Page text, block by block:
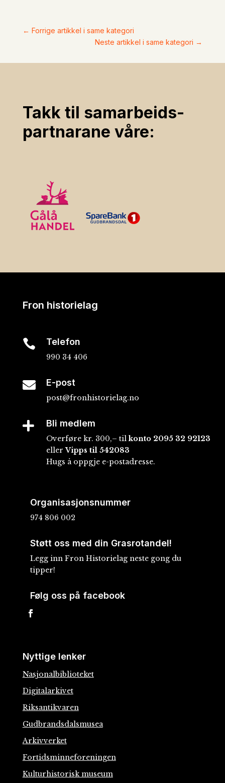
← Forrige artikkel i same kategori
Neste artikkel i same kategori →
Takk til samarbeids­
partnarane våre:
Fron historielag
 Telefon
990 34 406
 E-post
post@fronhistorielag.no
 Bli medlem
Overføre kr. 300,– tilkonto 2095 32 92123
ellerVipps til 542083
Hugs å oppgje e-postadresse.
Organisasjonsnummer
974 806 002
Støtt oss med din Grasrotandel!
Legg inn Fron Historielag neste gong du
tipper!
Følg oss på facebook
Nyttige lenker
Nasjonalbiblioteket
Digitalarkivet
Riksantikvaren
Gudbrandsdalsmusea
Arkivverket
Fortidsminneforeningen
Kulturhistorisk museum